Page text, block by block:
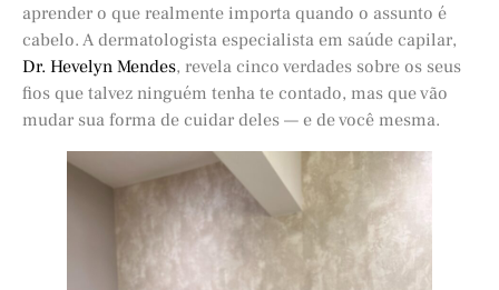
aprender o que realmente importa quando o assunto é
cabelo. A dermatologista especialista em saúde capilar,
Dr. Hevelyn Mendes, revela cinco verdades sobre os seus
fios que talvez ninguém tenha te contado, mas que vão
mudar sua forma de cuidar deles — e de você mesma.